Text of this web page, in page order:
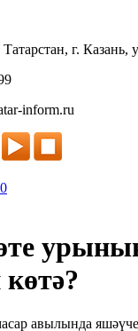
г. Казань,
inform.ru
авылында яшәүче